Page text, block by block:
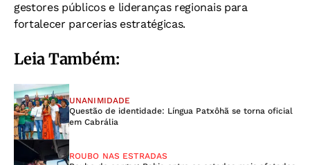
gestores públicos e lideranças regionais para
fortalecer parcerias estratégicas.
Leia Também:
UNANIMIDADE
Questão de identidade: Língua Patxôhã se torna oficial
em Cabrália
ROUBO NAS ESTRADAS